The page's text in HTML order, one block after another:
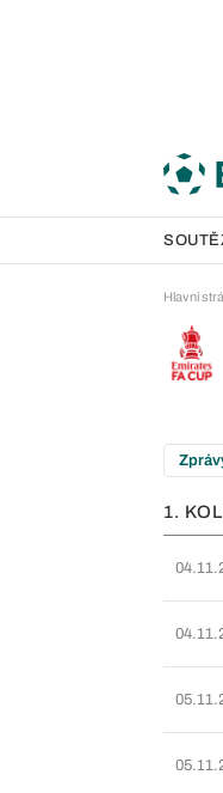
Hlavní
1.